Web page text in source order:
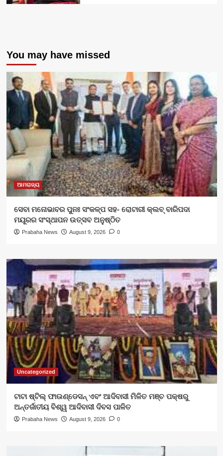
You may have missed
ଆମରାଜ୍ୟ
ସେବା ମନୋଭାବର ପୁନଃ ସଂକଳ୍ପ ସହ- ରୋଟାରୀ କ୍ଲବ୍ ବାରିପଦା
ମୟୂରର ସଂସ୍ଥାପନ ଉତ୍ସବ ଅନୁଷ୍ଠିତ
Prabaha News August 9, 2026 0
Uncategorized
ଟାଟା ଷ୍ଟିଲ୍ ଫାଉଣ୍ଡେସନ୍ ଏବଂ ଆଦିବାସୀ ମିଳିତ ମଞ୍ଚ ପକ୍ଷରୁ
ଅନ୍ତର୍ଜାତୀୟ ବିଶ୍ୱ ଆଦିବାସୀ ଦିବସ ପାଳିତ
Prabaha News August 9, 2026 0